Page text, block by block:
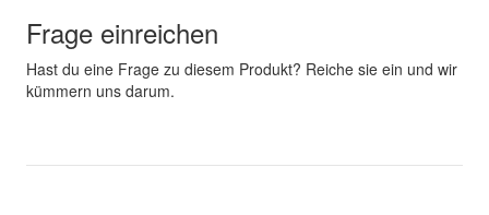
Frage einreichen
Hast du eine Frage zu diesem Produkt? Reiche sie ein und wir
kümmern uns darum.